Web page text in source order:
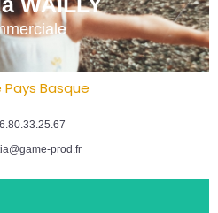
Basque
prod.fr